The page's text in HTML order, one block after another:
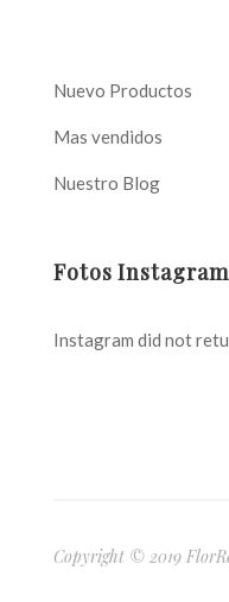
Nuevo Productos
Mas vendidos
Nuestro Blog
Fotos Instagram
Instagram did not
Copyright © 2019